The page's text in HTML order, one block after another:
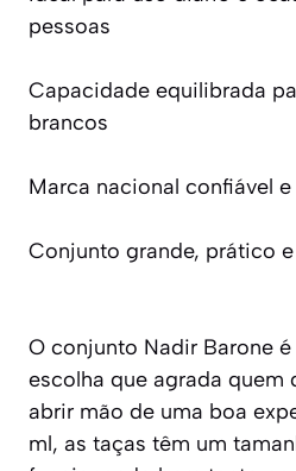
pessoas
Capacidade equilibrada
brancos
Marca nacional confiável
Conjunto grande, prático
O conjunto Nadir Barone
escolha que agrada quem
abrir mão de uma boa
ml, as taças têm um